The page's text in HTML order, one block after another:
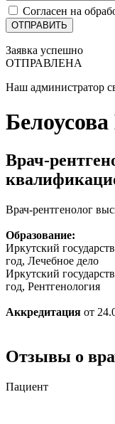
Согласен на
Заявка успешно
ОТПРАВЛЕНА
Наш администратор
Врач-
Врач-рентгенолог
Образование:
Иркутский
год, Лечебное дело
Иркутский
год, Рентгенология
Аккредитация от
Отзывы о
Пациент